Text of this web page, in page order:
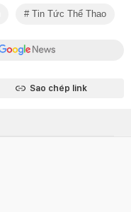
Tin Tức Thể Thao
Sao chép link